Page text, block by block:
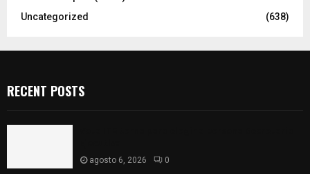
Uncategorized
(638)
RECENT POSTS
agosto 6, 2026 0